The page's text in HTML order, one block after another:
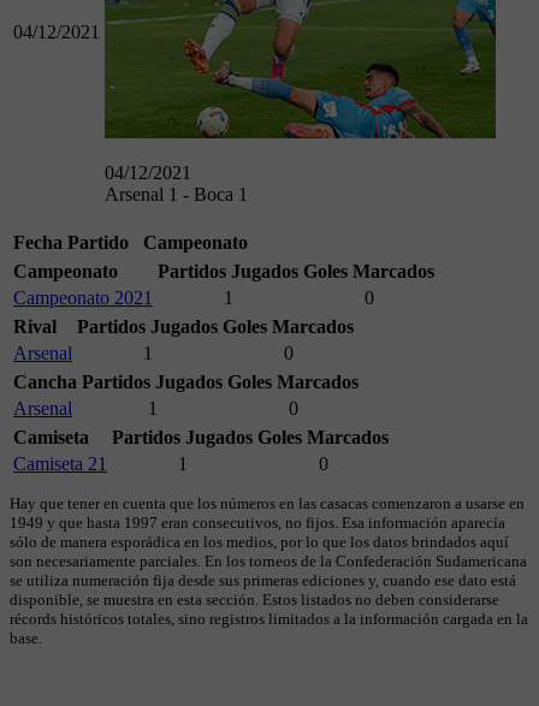
04/12/2021
04/12/2021
Arsenal 1 - Boca 1
Fecha Partido
Campeonato
Campeonato
Partidos Jugados Goles Marcados
Campeonato 2021
1
0
Rival
Partidos Jugados Goles Marcados
Arsenal
1
0
Cancha Partidos Jugados Goles Marcados
Arsenal
1
0
Camiseta
Partidos Jugados Goles Marcados
Camiseta 21
1 0
Hay que tener en cuenta que los números en las casacas comenzaron a usarse en
1949 y que hasta 1997 eran consecutivos, no fijos. Esa información aparecía
sólo de manera esporádica en los medios, por lo que los datos brindados aquí
son necesariamente parciales. En los torneos de la Confederación Sudamericana
se utiliza numeración fija desde sus primeras ediciones y, cuando ese dato está
disponible, se muestra en esta sección. Estos listados no deben considerarse
récords históricos totales, sino registros limitados a la información cargada en la
base.